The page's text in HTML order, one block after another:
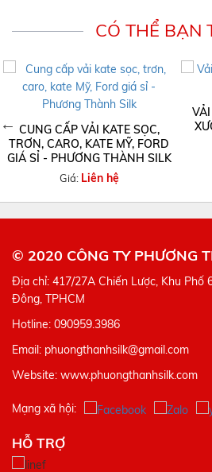
CÓ THỂ BẠN
CUNG CẤP VẢI KATE SỌC,
TRƠN, CARO, KATE MỸ, FORD
GIÁ SỈ - PHƯƠNG THÀNH SILK
Giá: Liên hệ
© 2020 CÔNG TY PHƯƠNG
Địa chỉ: 417/27A Chiến Lược, Khu Phố
Đông, TPHCM
Hotline: 090959.3986
Email: phuongthanhsilk@gmail.com
Website: www.phuongthanhsilk.com
Mạng xã hội:
HỖ TRỢ